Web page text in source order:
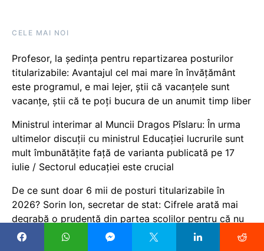
CELE MAI NOI
Profesor, la ședința pentru repartizarea posturilor
titularizabile: Avantajul cel mai mare în învățământ
este programul, e mai lejer, știi că vacanțele sunt
vacanţe, știi că te poți bucura de un anumit timp liber
Ministrul interimar al Muncii Dragos Pîslaru: În urma
ultimelor discuții cu ministrul Educației lucrurile sunt
mult îmbunătățite față de varianta publicată pe 17
iulie / Sectorul educației este crucial
De ce sunt doar 6 mii de posturi titularizabile în
2026? Sorin Ion, secretar de stat: Cifrele arată mai
degrabă o prudență din partea școlilor pentru că nu
pot garanta că peste un an vor mai avea suficienți